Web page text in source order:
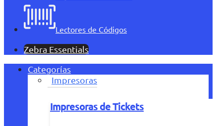
Lectores de Códigos
Zebra Essentials
Categorías
Impresoras
Impresoras de Tickets